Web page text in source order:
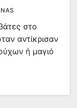
στο
αντίκρισαν
ή μαγιό